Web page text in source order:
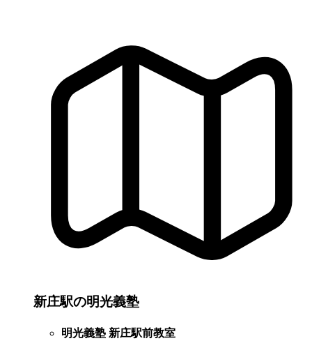
新庄駅の明光義塾
明光義塾 新庄駅前教室